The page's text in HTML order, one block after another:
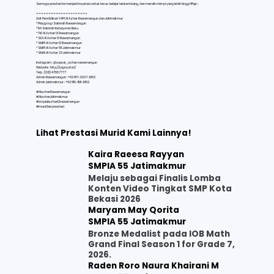
Semoga prestasi ini menjadi inspirasi untuk terus belajar berkembang, dan meraih mimpi yang lebih tinggi 💙📖✨
=====================
Unit Pendidikan YAPI Al Azhar Rawamangun dan Jatimakmur
* Playgroup Sakinah Rawamangun
* ⁠RA Sakinah Kebayoran Baru
* TKI Al Azhar 13 Rawamangun
* SDI Al Azhar 13 Rawamangun
* SMPI Al Azhar 12 Rawamangun
* SMPI Al Azhar 55 Jatimakmur
* SMAI Al Azhar 33 Jatimakmur
Instagram : @yapi.al_azhar.rawamangun
Website :http://yapi.sch.id/
Telp : (021) 47867777
Admin Rawamangun : +62 817-0337-1952
Admin Jatimakmur : +62 815-1191-1952
#AlazharRawamangun
#AlazharJatimakmur
#smpialazhar12rawamangun
#muridberprestasi
Lihat Prestasi Murid Kami Lainnya!
Kaira Raeesa Rayyan
SMPIA 55 Jatimakmur
Melaju sebagai Finalis Lomba
Konten Video Tingkat SMP Kota
Bekasi 2026
Maryam May Qorita
SMPIA 55 Jatimakmur
Bronze Medalist pada IOB Math
Grand Final Season 1 for Grade 7,
2026.
Raden Roro Naura Khairani M